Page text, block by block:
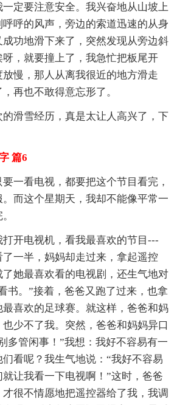
定要注意安全。我兴奋地从山坡上
呼的风声，旁边的索道迅速的从身
功地滑下来了，突然发现从旁边斜
，就要撞上了，我急忙把板尾开
慢，那人从离我很近的地方滑走
再也不敢得意忘形了。
滑雪经历，真是太让人高兴了，下
篇6
一看电视，都要把这个节目看完，
而这个星期天，我却不能像平常一
开电视机，看我最喜欢的节目---
了一半，妈妈却走过来，拿起遥控
她最喜欢看的电视剧，还生气地对
书。”接着，爸爸又跑了过来，也拿
喜欢的足球赛。就这样，爸爸和妈
少不了我。突然，爸爸和妈妈异口
多管闲事！”我想：我好不容易有一
看呢？我生气地说：“我好不容易
让我看一下电视啊！”这时，爸爸
很不情愿地把遥控器给了我，我调